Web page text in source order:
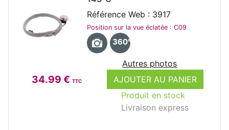
34.99 € TTC
AJOUTER AU PANIER
Produit en stock
Livraison express
Référence Web : 3917
Position sur la vue éclatée : C09
360°
Autres photos